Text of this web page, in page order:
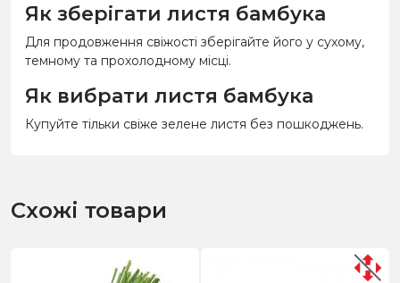
Як зберігати листя бамбука
Для продовження свіжості зберігайте його у сухому,
темному та прохолодному місці.
Як вибрати листя бамбука
Купуйте тільки свіже зелене листя без пошкоджень.
Схожі товари